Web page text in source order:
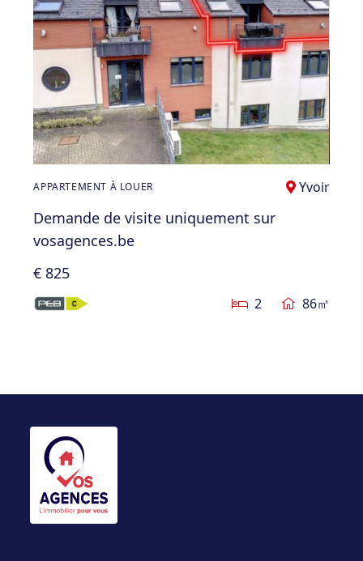
APPARTEMENT À LOUER Yvoir
Demande de visite uniquement sur
vosagences.be
€ 825
2 86㎡